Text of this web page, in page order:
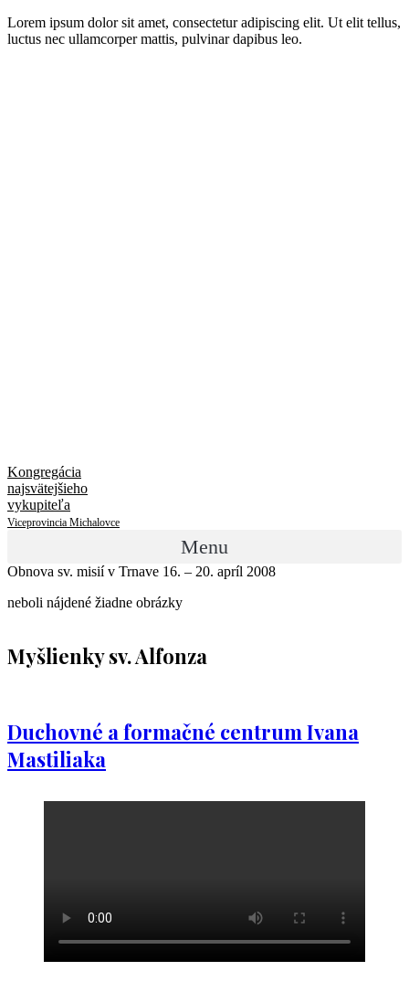
Lorem ipsum dolor sit amet, consectetur adipiscing elit. Ut elit tellus,
luctus nec ullamcorper mattis, pulvinar dapibus leo.
Kongregácia
najsvätejšieho
vykupiteľa
Viceprovincia Michalovce
Menu
Obnova sv. misií v Trnave 16. – 20. apríl 2008
neboli nájdené žiadne obrázky
Myšlienky sv. Alfonza
Duchovné a formačné centrum Ivana
Mastiliaka